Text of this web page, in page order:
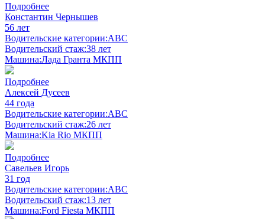
Подробнее
Константин Чернышев
56 лет
Водительские категории:ABC
Водительский стаж:38 лет
Машина:Лада Гранта МКПП
Подробнее
Алексей Дусеев
44 года
Водительские категории:ABC
Водительский стаж:26 лет
Машина:Kia Rio МКПП
Подробнее
Савельев Игорь
31 год
Водительские категории:ABC
Водительский стаж:13 лет
Машина:Ford Fiesta МКПП